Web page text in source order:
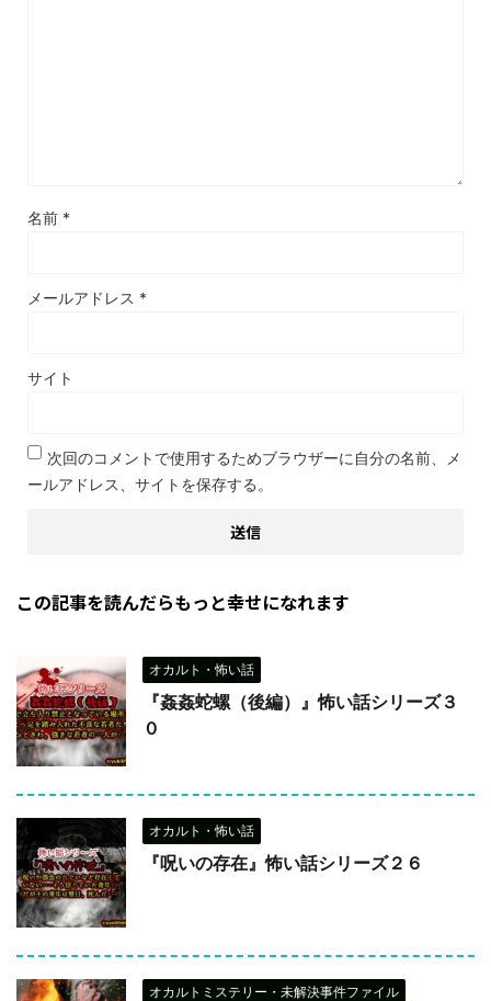
名前 *
メールアドレス *
サイト
次回のコメントで使用するためブラウザーに自分の名前、メ
ールアドレス、サイトを保存する。
この記事を読んだらもっと幸せになれます
オカルト・怖い話
『姦姦蛇螺（後編）』怖い話シリーズ３
０
オカルト・怖い話
『呪いの存在』怖い話シリーズ２６
オカルトミステリー・未解決事件ファイル